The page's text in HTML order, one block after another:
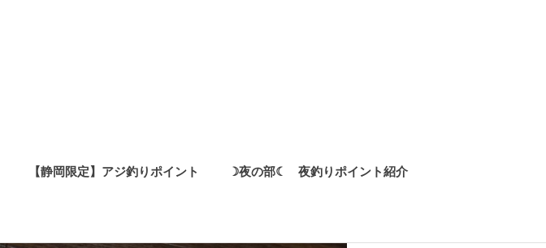
【静岡限定】アジ釣りポイント ☽夜の部☾ 夜釣りポイント紹介